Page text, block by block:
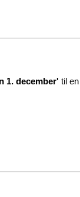
1. december' til